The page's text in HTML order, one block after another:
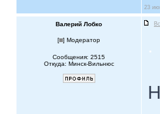
23
Валерий Лобко
[ ] Модератор
Сообщения: 2515
Откуда: Минск-Вильнюс
.